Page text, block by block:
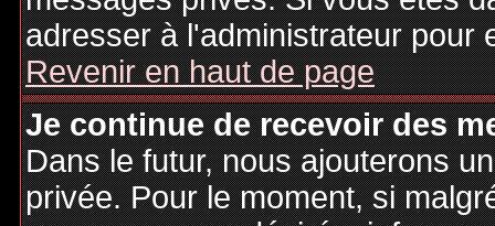
adresser à l'administrateur pour
Revenir en haut de page
Je continue de recevoir des
Dans le futur, nous ajouterons
privée. Pour le moment, si